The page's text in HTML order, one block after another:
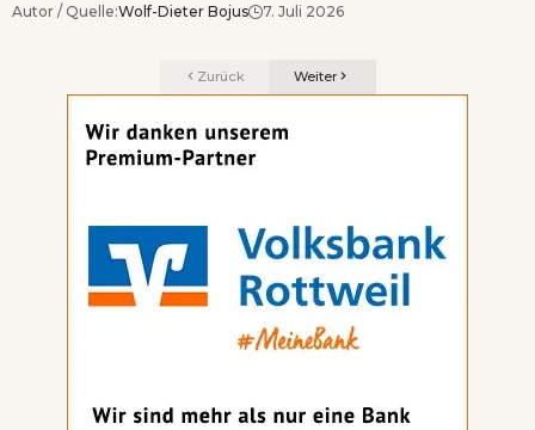
Autor / Quelle:Wolf-Dieter Bojus 7. Juli 2026
Zurück Weiter